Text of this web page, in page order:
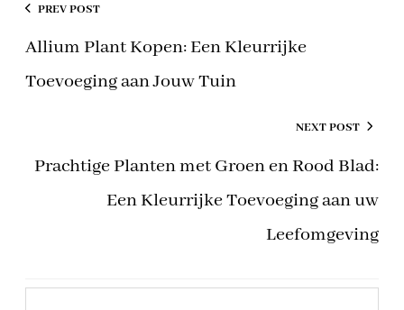
PREV POST
Allium Plant Kopen: Een Kleurrijke
Toevoeging aan Jouw Tuin
NEXT POST
Prachtige Planten met Groen en Rood Blad:
Een Kleurrijke Toevoeging aan uw
Leefomgeving